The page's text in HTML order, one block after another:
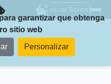
0 Iniciar Sesión
garantizar que obtenga
sitio web
Personalizar